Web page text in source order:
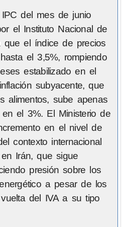
del mes de junio
el Instituto Nacional de
que el índice de precios
el 3,5%, rompiendo
estabilizado en el
subyacente, que
alimentos, sube apenas
el 3%. El Ministerio de
en el nivel de
contexto internacional
Irán, que sigue
presión sobre los
a pesar de los
del IVA a su tipo